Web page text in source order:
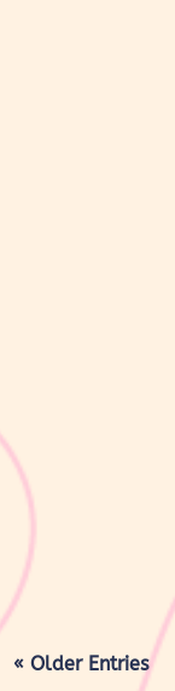
direkomendasikan
check-up rutin,
« Older Entries